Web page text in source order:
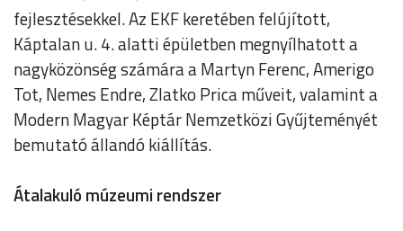
fejlesztésekkel. Az EKF keretében felújított,
Káptalan u. 4. alatti épületben megnyílhatott a
nagyközönség számára a Martyn Ferenc, Amerigo
Tot, Nemes Endre, Zlatko Prica műveit, valamint a
Modern Magyar Képtár Nemzetközi Gyűjteményét
bemutató állandó kiállítás.
Átalakuló múzeumi rendszer